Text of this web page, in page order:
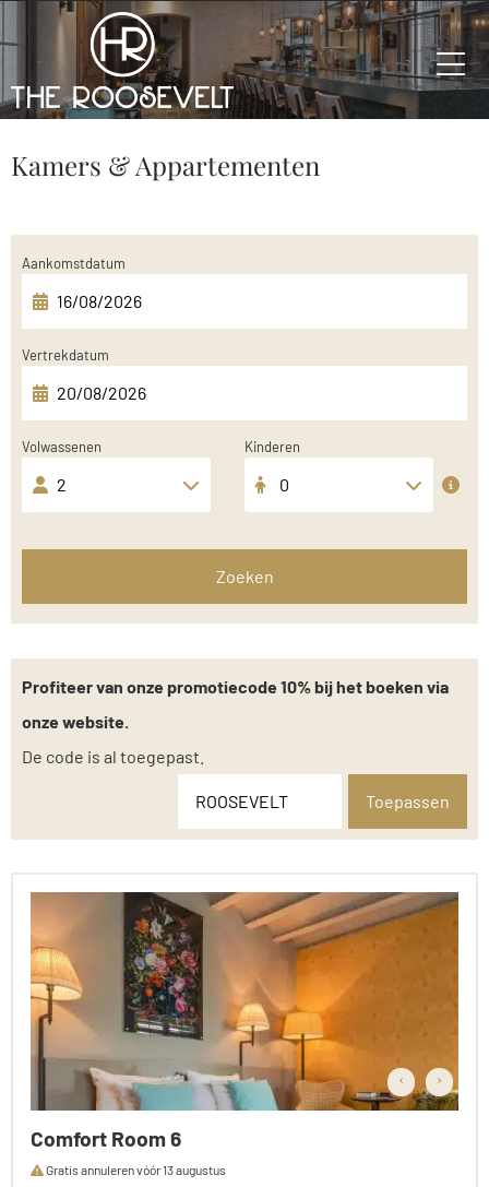
Kamers & Appartementen
Aankomstdatum
Vertrekdatum
Volwassenen Kinderen
Zoeken
Profiteer van onze promotiecode 10% bij het boeken via
onze website.
De code is al toegepast.
Toepassen
‹ ›
Comfort Room 6
Gratis annuleren vóór 13 augustus